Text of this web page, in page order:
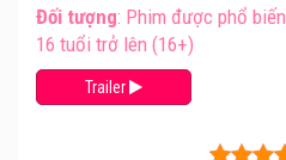
Đối tượng: Phim được phổ
16 tuổi trở lên (16+)
Trailer